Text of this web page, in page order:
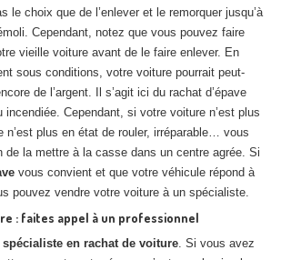
le choix que de l’enlever et le remorquer jusqu’à
Cependant, notez que vous pouvez faire
vieille voiture avant de le faire enlever. En
sous conditions, votre voiture pourrait peut-
de l’argent. Il s’agit ici du rachat d’épave
Cependant, si votre voiture n’est plus
n’est plus en état de rouler, irréparable… vous
de la mettre à la casse dans un centre agrée. Si
vous convient et que votre véhicule répond à
pouvez vendre votre voiture à un spécialiste.
: faites appel à un professionnel
spécialiste en rachat de voiture. Si vous avez